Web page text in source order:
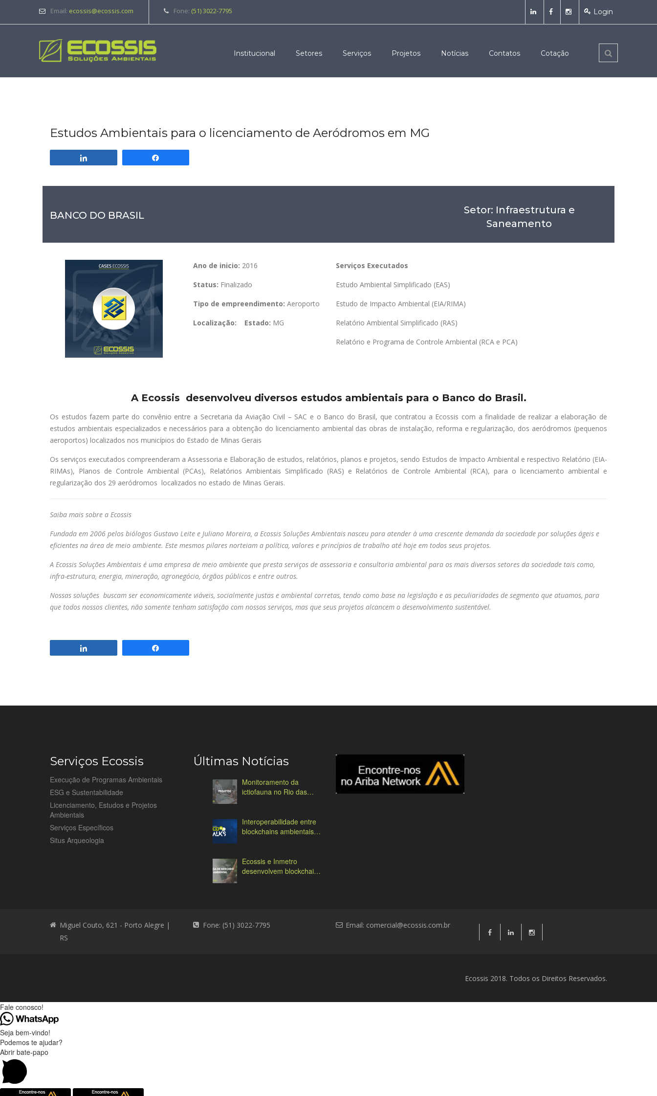
Email: ecossis@ecossis.com Fone: (51) 3022-7795 Login
Institucional Setores Serviços Projetos Notícias Contatos Cotação
Estudos Ambientais para o licenciamento de Aeródromos em MG
BANCO DO BRASIL
Setor: Infraestrutura e
Saneamento
Ano de inicio: 2016
Status: Finalizado
Tipo de empreendimento: Aeroporto
Localização: Estado: MG
Serviços Executados
Estudo Ambiental Simplificado (EAS)
Estudo de Impacto Ambiental (EIA/RIMA)
Relatório Ambiental Simplificado (RAS)
Relatório e Programa de Controle Ambiental (RCA e PCA)
A Ecossis desenvolveu diversos estudos ambientais para o Banco do Brasil.
Os estudos fazem parte do convênio entre a Secretaria da Aviação Civil – SAC e o Banco do Brasil, que contratou a Ecossis com a finalidade de realizar a elaboração de
estudos ambientais especializados e necessários para a obtenção do licenciamento ambiental das obras de instalação, reforma e regularização, dos aeródromos (pequenos
aeroportos) localizados nos municípios do Estado de Minas Gerais
Os serviços executados compreenderam a Assessoria e Elaboração de estudos, relatórios, planos e projetos, sendo Estudos de Impacto Ambiental e respectivo Relatório (EIA-
RIMAs), Planos de Controle Ambiental (PCAs), Relatórios Ambientais Simplificado (RAS) e Relatórios de Controle Ambiental (RCA), para o licenciamento ambiental e
regularização dos 29 aeródromos localizados no estado de Minas Gerais.
Saiba mais sobre a Ecossis
Fundada em 2006 pelos biólogos Gustavo Leite e Juliano Moreira, a Ecossis Soluções Ambientais nasceu para atender à uma crescente demanda da sociedade por soluções ágeis e
eficientes na área de meio ambiente. Este mesmos pilares norteiam a política, valores e princípios de trabalho até hoje em todos seus projetos.
A Ecossis Soluções Ambientais é uma empresa de meio ambiente que presta serviços de assessoria e consultoria ambiental para os mais diversos setores da sociedade tais como,
infra-estrutura, energia, mineração, agronegócio, órgãos públicos e entre outros.
Nossas soluções buscam ser economicamente viáveis, socialmente justas e ambiental corretas, tendo como base na legislação e as peculiaridades de segmento que atuamos, para
que todos nossos clientes, não somente tenham satisfação com nossos serviços, mas que seus projetos alcancem o desenvolvimento sustentável.
Serviços Ecossis
Execução de Programas Ambientais
ESG e Sustentabilidade
Licenciamento, Estudos e Projetos
Ambientais
Serviços Específicos
Situs Arqueologia
Últimas Notícias
Monitoramento da
ictiofauna no Rio das
Interoperabilidade entre
blockchains ambientais:
Ecossis e Inmetro
desenvolvem blockchain
Miguel Couto, 621 - Porto Alegre |
RS
Fone: (51) 3022-7795 Email: comercial@ecossis.com.br
Ecossis 2018. Todos os Direitos Reservados.
Fale conosco!
Seja bem-vindo!
Podemos te ajudar?
Abrir bate-papo